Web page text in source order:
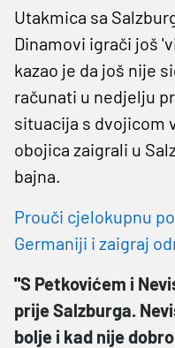
Utakmica sa
Dinamovi igrači još
kazao je da još nije
računati u nedjelju
situacija s dvojicom
obojica zaigrali u
bajna.
Prouči cjelokupnu
Germaniji i zaigraj
"S Petkovićem i
prije Salzburga.
bolje i kad nije